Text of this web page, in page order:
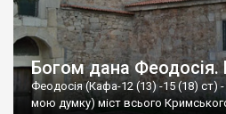
Богом дана Феодосія.
Феодосія (Кафа-12 (13) -15 (18) ст) -
мою думку) міст всього